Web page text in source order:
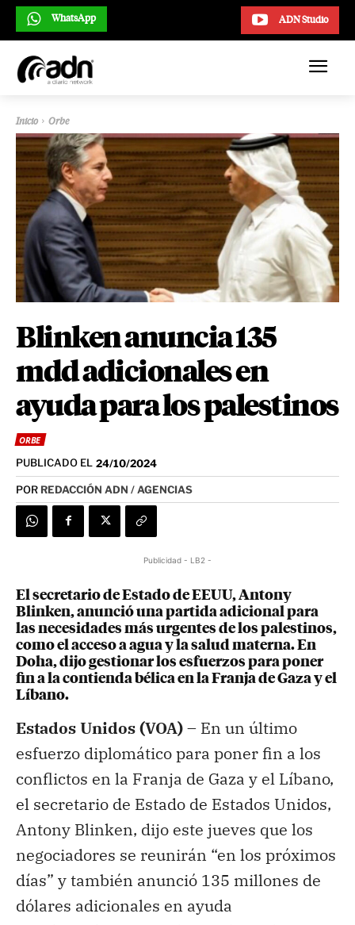
ADN Studio
WhatsApp
Inicio Orbe
Blinken anuncia 135
mdd adicionales en
ayuda para los palestinos
ORBE
PUBLICADO EL 24/10/2024
POR REDACCIÓN ADN / AGENCIAS
Publicidad - LB2 -
El secretario de Estado de EEUU, Antony
Blinken, anunció una partida adicional para
las necesidades más urgentes de los palestinos,
como el acceso a agua y la salud materna. En
Doha, dijo gestionar los esfuerzos para poner
fin a la contienda bélica en la Franja de Gaza y el
Líbano.
Estados Unidos (VOA) – En un último
esfuerzo diplomático para poner fin a los
conflictos en la Franja de Gaza y el Líbano,
el secretario de Estado de Estados Unidos,
Antony Blinken, dijo este jueves que los
negociadores se reunirán “en los próximos
días” y también anunció 135 millones de
dólares adicionales en ayuda